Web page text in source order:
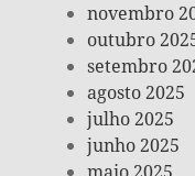
novembro
outubro
setembro
agosto 2025
julho 2025
junho 2025